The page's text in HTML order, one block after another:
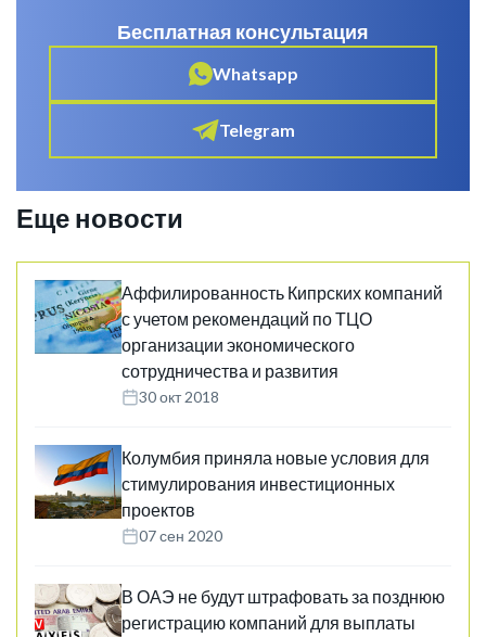
Бесплатная консультация
Whatsapp
Telegram
Еще новости
Аффилированность Кипрских компаний
с учетом рекомендаций по ТЦО
организации экономического
сотрудничества и развития
30 окт 2018
Колумбия приняла новые условия для
стимулирования инвестиционных
проектов
07 сен 2020
В ОАЭ не будут штрафовать за позднюю
регистрацию компаний для выплаты